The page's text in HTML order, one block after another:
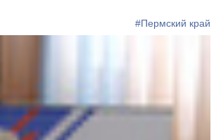
#Пермский край